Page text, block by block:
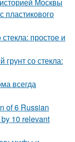
пластикового
простое и
со стекла:
всегда
of 6 Russian
10 relevant